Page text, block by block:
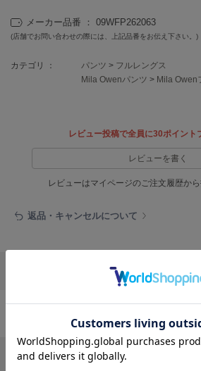
FURFUR
ファーファー
GELATO PIQUE CAT&DOG
ジェラート ピケ キャットアンドドッグ
ジェラート ピケ スリープ
GRAMICCI
HOKA ONEONE
メーカー品番 ： 09WFP262063
(店舗でお問い合わせの際には、上記品番をお伝え下さい。)
カテゴリ ： パンツ > フルレングス
Mila Owenパンツ > Mila Owen
レビュー投稿で全員に30ポイント
レビューを書く
レビューはマイページのご注文履歴か
返品・キャンセルについて
リポストする